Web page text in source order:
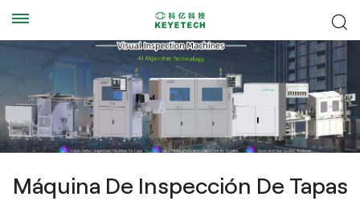
Máquina De Inspección De Tapas